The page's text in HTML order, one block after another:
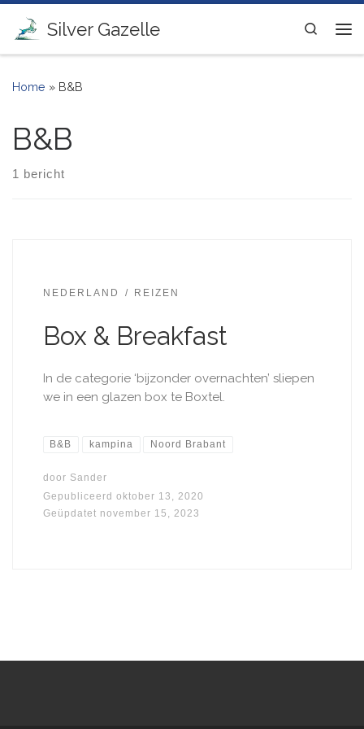
Ga naar inhoud
Silver Gazelle
Search
Home » B&B
B&B
1 bericht
NEDERLAND REIZEN
Box & Breakfast
In de categorie ‘bijzonder overnachten’ sliepen
we in een glazen box te Boxtel.
B&B kampina Noord Brabant
door Sander
Gepubliceerd oktober 13, 2020
Geüpdatet november 15, 2023